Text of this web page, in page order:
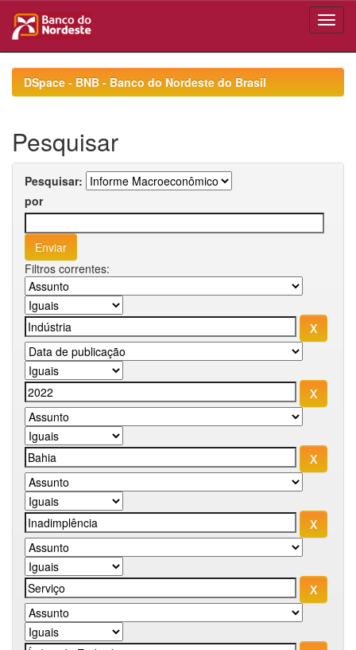
navigationDSpace - BNB - Banco do Nordeste do Brasil
Pesquisar
Pesquisar:
por
Filtros correntes: